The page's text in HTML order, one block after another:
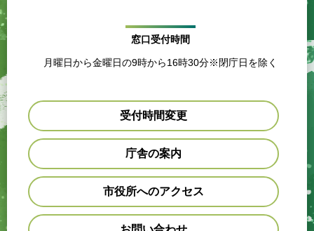
窓口受付時間
月曜日から金曜日の9時から16時30分※閉庁日を除く
受付時間変更
庁舎の案内
市役所へのアクセス